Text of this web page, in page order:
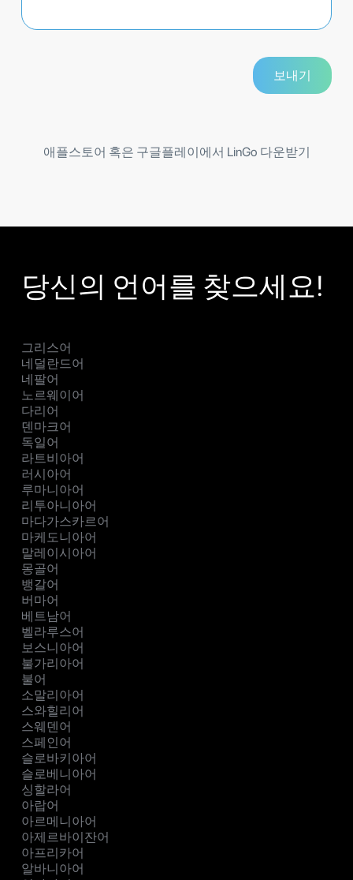
애플스토어 혹은 구글플레이에서 LinGo 다운받기
당신의 언어를 찾으세요!
그리스어
네덜란드어
네팔어
노르웨이어
다리어
덴마크어
독일어
라트비아어
러시아어
루마니아어
리투아니아어
마다가스카르어
마케도니아어
말레이시아어
몽골어
뱅갈어
버마어
베트남어
벨라루스어
보스니아어
불가리아어
불어
소말리아어
스와힐리어
스웨덴어
스페인어
슬로바키아어
슬로베니아어
싱할라어
아랍어
아르메니아어
아제르바이잔어
아프리카어
알바니아어